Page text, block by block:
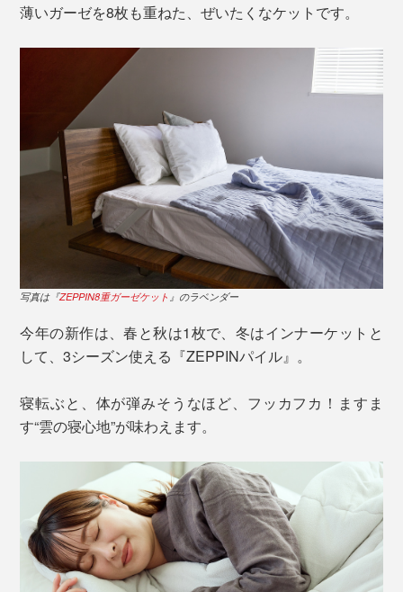
薄いガーゼを8枚も重ねた、ぜいたくなケットです。
写真は『ZEPPIN8重ガーゼケット 』のラベンダー
今年の新作は、春と秋は1枚で、冬はインナーケットと
して、3シーズン使える『ZEPPINパイル』。
寝転ぶと、体が弾みそうなほど、フッカフカ！ますま
す“雲の寝心地”が味わえます。